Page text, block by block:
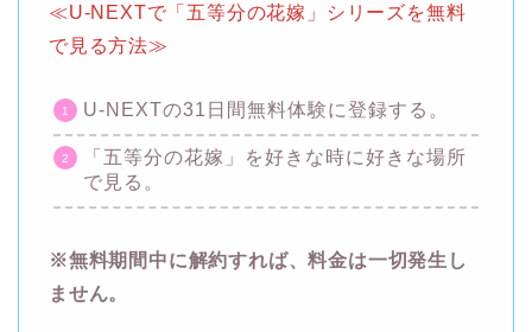
≪U-NEXTで「五等分の花嫁」シリーズを無料
で見る方法≫
U-NEXTの31日間無料体験に登録する。
「五等分の花嫁」を好きな時に好きな場所
で見る。
※無料期間中に解約すれば、料金は一切発生し
ません。